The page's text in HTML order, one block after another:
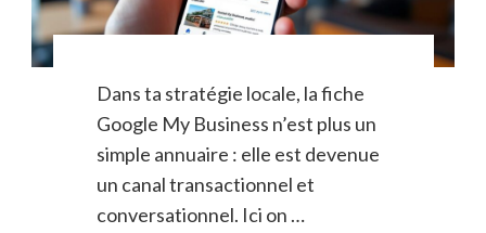
Dans ta stratégie locale, la fiche
Google My Business n’est plus un
simple annuaire : elle est devenue
un canal transactionnel et
conversationnel. Ici on …